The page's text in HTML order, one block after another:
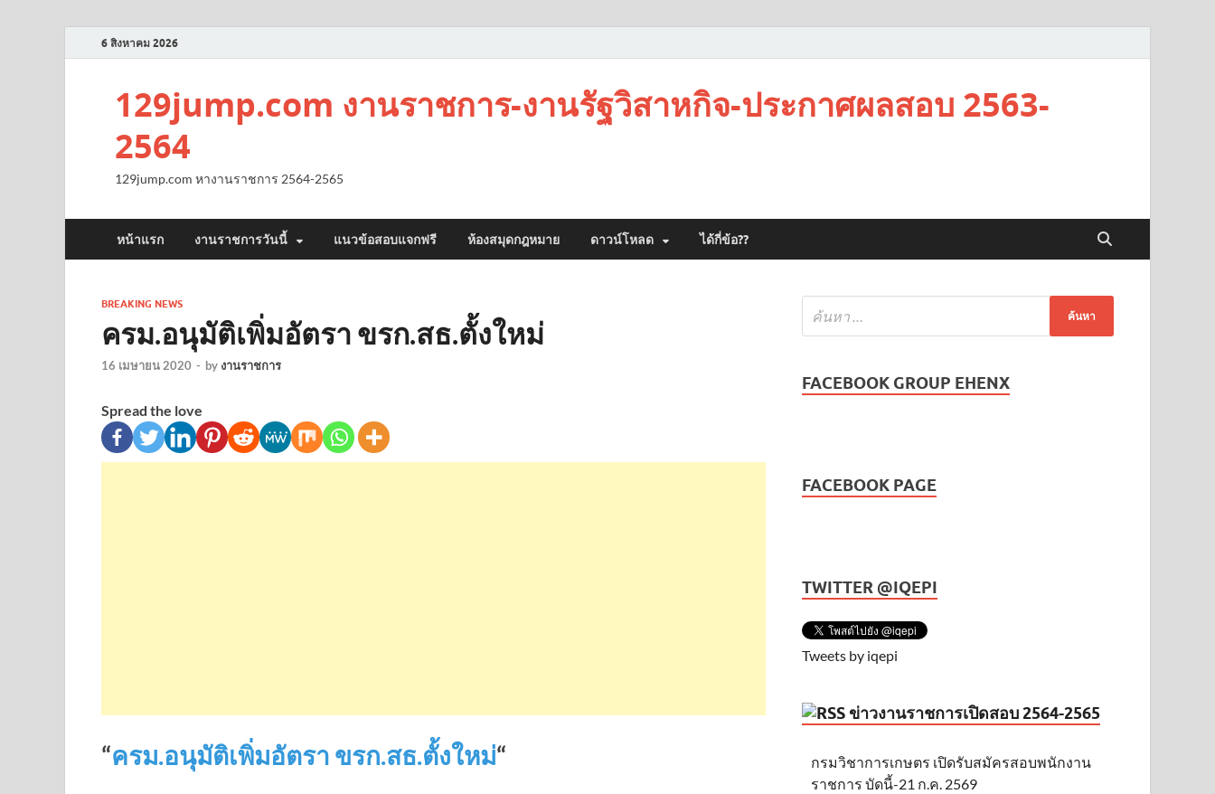
6 สิงหาคม 2026
129jump.com งานราชการ-งานรัฐวิสาหกิจ-ประกาศผลสอบ 2563-
2564
129jump.com หางานราชการ 2564-2565
หน้าแรก งานราชการวันนี้ แนวข้อสอบแจกฟรี ห้องสมุดกฎหมาย ดาวน์โหลด ได้กี่ข้อ??
BREAKING NEWS
ครม.อนุมัติเพิ่มอัตรา ขรก.สธ.ตั้งใหม่
16 เมษายน 2020 - by งานราชการ
Spread the love
“ครม.อนุมัติเพิ่มอัตรา ขรก.สธ.ตั้งใหม่“
FACEBOOK GROUP EHENX
FACEBOOK PAGE
TWITTER @IQEPI
Tweets by iqepi
ข่าวงานราชการเปิดสอบ 2564-2565
กรมวิชาการเกษตร เปิดรับสมัครสอบพนักงาน
ราชการ บัดนี้-21 ก.ค. 2569